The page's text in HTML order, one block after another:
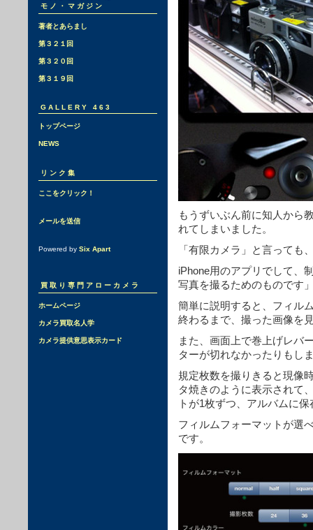
モノ・マガジン
著者とあらまし
第３２１回
第３２０回
第３１９回
GALLERY 463
トップページ
NEWS
リンク集
ここをクリック！
メールを送信
Powered by Six Apart
買取り専門アローカメラ
ホームページ
カメラ買取名人学
カメラ提供意思表示カード
もうずいぶん前に知人から
れてしまいました。
「有限カメラ」と言っても
iPhone用のアプリでして、
写真を撮るためのものです
簡単に説明すると、フィル
終わるまで、撮った画像を
また、画面上で巻上げレバ
ターが切れなかったりもし
規定枚数を撮りきると現像
タ焼きのように表示されて
トが1枚ずつ、アルバムに
フィルムフォーマットが選
です。